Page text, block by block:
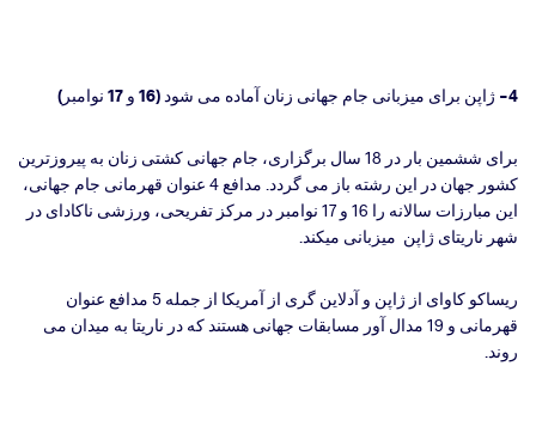
4- ژاپن برای میزبانی جام جهانی زنان آماده می شود (16 و 17 نوامبر)
برای ششمین بار در 18 سال برگزاری، جام جهانی کشتی زنان به پیروزترین
کشور جهان در این رشته باز می گردد. مدافع 4 عنوان قهرمانی جام جهانی،
این مبارزات سالانه را 16 و 17 نوامبر در مرکز تفریحی، ورزشی ناکادای در
شهر ناریتای ژاپن میزبانی میکند.
ریساکو کاوای از ژاپن و آدلاین گری از آمریکا از جمله 5 مدافع عنوان
قهرمانی و 19 مدال آور مسابقات جهانی هستند که در ناریتا به میدان می
روند.